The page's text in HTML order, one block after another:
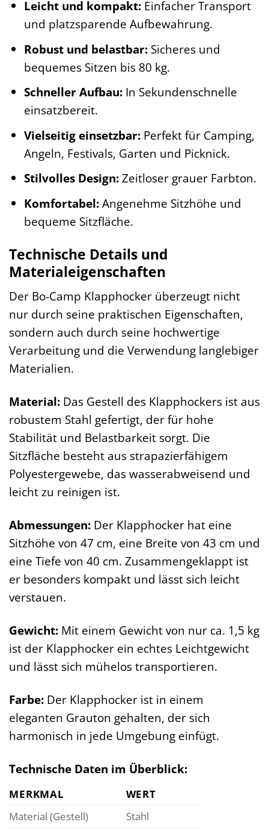
Leicht und kompakt:Einfacher Transport
und platzsparende Aufbewahrung.
Robust und belastbar:Sicheres und
bequemes Sitzen bis 80 kg.
Schneller Aufbau:In Sekundenschnelle
einsatzbereit.
Vielseitig einsetzbar:Perfekt für Camping,
Angeln, Festivals, Garten und Picknick.
Stilvolles Design:Zeitloser grauer Farbton.
Komfortabel:Angenehme Sitzhöhe und
bequeme Sitzfläche.
Technische Details und
Materialeigenschaften
Der Bo-Camp Klapphocker überzeugt nicht
nur durch seine praktischen Eigenschaften,
sondern auch durch seine hochwertige
Verarbeitung und die Verwendung langlebiger
Materialien.
Material: Das Gestell des Klapphockers ist aus
robustem Stahl gefertigt, der für hohe
Stabilität und Belastbarkeit sorgt. Die
Sitzfläche besteht aus strapazierfähigem
Polyestergewebe, das wasserabweisend und
leicht zu reinigen ist.
Abmessungen: Der Klapphocker hat eine
Sitzhöhe von 47 cm, eine Breite von 43 cm und
eine Tiefe von 40 cm. Zusammengeklappt ist
er besonders kompakt und lässt sich leicht
verstauen.
Gewicht: Mit einem Gewicht von nur ca. 1,5 kg
ist der Klapphocker ein echtes Leichtgewicht
und lässt sich mühelos transportieren.
Farbe: Der Klapphocker ist in einem
eleganten Grauton gehalten, der sich
harmonisch in jede Umgebung einfügt.
Technische Daten im Überblick:
MERKMAL
WERT
Material (Gestell)
Stahl